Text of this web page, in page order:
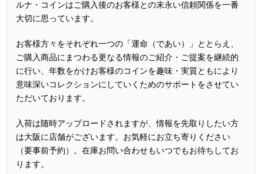
ルナ・コインはご購入後のお客様との末永い信頼関係を一番
大切に思っています。
お客様方々をそれぞれ一つの「運命（であい）」ととらえ、
ご購入商品にまつわる更なる情報のご紹介・ご提案を継続的
に行い、年数をかけお客様のコインを趣味・実質ともにより
意味深いコレクションにしていくためのサポートをさせてい
ただいております。
入荷は随時アップロードされますが、情報を先取りしたい方
は大阪に店舗がございます。お気軽にお立ち寄りください
（要事前予約）。在庫お問い合わせもいつでもお待ちしてお
ります。